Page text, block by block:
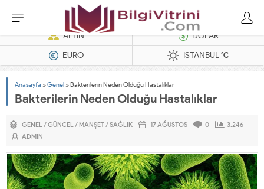
Dizel Jeneratörler
ALTIN
DOLAR
EURO
İSTANBUL°C
Anasayfa »Genel »Bakterilerin Neden Olduğu Hastalıklar
Bakterilerin Neden Olduğu Hastalıklar
GENEL/GÜNCEL/ MANŞET/SAĞLIK 17 AĞUSTOS 0
3.246
ADMIN